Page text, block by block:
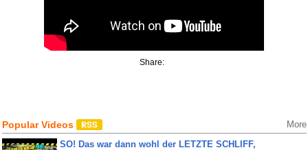
Share:
Popular Videos More
SO! Das war dann wohl der LETZTE SCHLIFF,